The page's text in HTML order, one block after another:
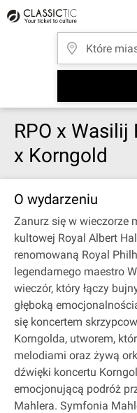
RPO x
x Korngold
O wydarzeniu
Zanurz się w wieczorze
kultowej Royal Albert
renomowaną Royal
legendarnego maestro
wieczór, który łączy
głęboką
się koncertem
Korngolda, utworem,
melodiami oraz żywą
dźwięki koncertu
emocjonującą podróż
Mahlera. Symfonia